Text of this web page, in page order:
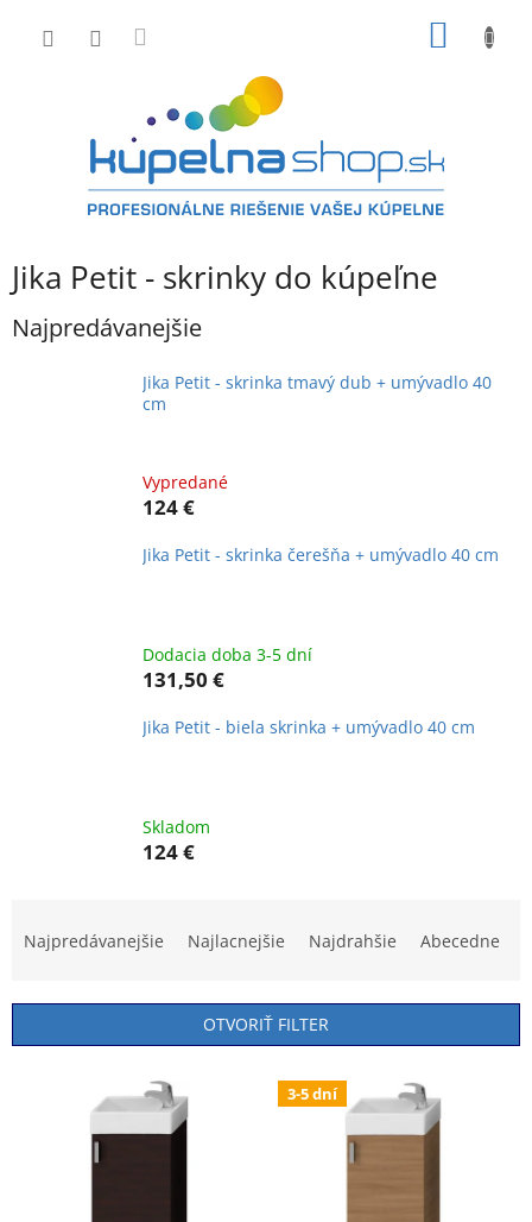
Jika Petit - skrinky do kúpeľne
Najpredávanejšie
Jika Petit - skrinka tmavý dub + umývadlo 40
cm
Vypredané
124 €
Jika Petit - skrinka čerešňa + umývadlo 40 cm
Dodacia doba 3-5 dní
131,50 €
Jika Petit - biela skrinka + umývadlo 40 cm
Skladom
124 €
n
i
Najpredávanejšie Najlacnejšie Najdrahšie Abecedne
OTVORIŤ FILTER
3-5 dní